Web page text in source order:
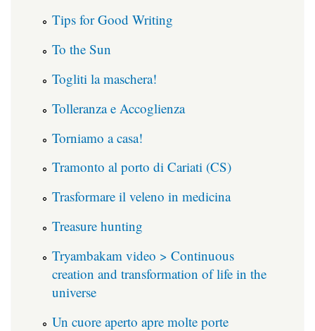
Tips for Good Writing
To the Sun
Togliti la maschera!
Tolleranza e Accoglienza
Torniamo a casa!
Tramonto al porto di Cariati (CS)
Trasformare il veleno in medicina
Treasure hunting
Tryambakam video > Continuous
creation and transformation of life in the
universe
Un cuore aperto apre molte porte